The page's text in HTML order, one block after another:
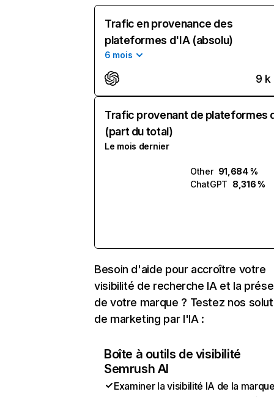
Trafic en provenance des
plateformes d'IA (absolu)
6 mois
9 k
Trafic provenant de plateformes
(part du total)
Le mois dernier
Other 91,684 %
ChatGPT 8,316 %
Besoin d'aide pour accroître votre
visibilité de recherche IA et la
de votre marque ? Testez nos
de marketing par l'IA :
Boîte à outils de visibilité
Semrush AI
Examiner la visibilité IA de la